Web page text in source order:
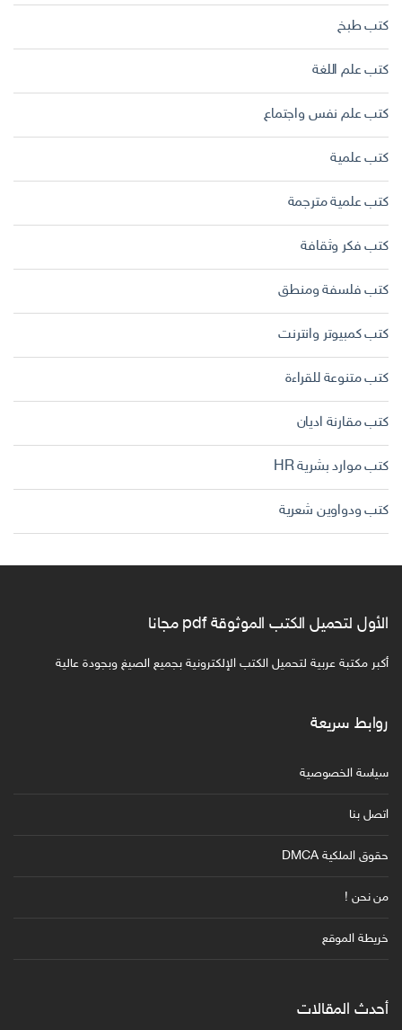
كتب طبخ
كتب علم اللغة
كتب علم نفس واجتماع
كتب علمية
كتب علمية مترجمة
كتب فكر وثقافة
كتب فلسفة ومنطق
كتب كمبيوتر وانترنت
كتب متنوعة للقراءة
كتب مقارنة اديان
كتب موارد بشرية HR
كتب ودواوين شعرية
الأول لتحميل الكتب الموثوقة pdf مجانا
أكبر مكتبة عربية لتحميل الكتب الإلكترونية بجميع الصيغ وبجودة عالية
روابط سريعة
سياسة الخصوصية
اتصل بنا
حقوق الملكية DMCA
من نحن !
خريطة الموقع
أحدث المقالات